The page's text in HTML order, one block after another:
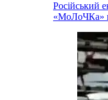
Російський
«МоЛоЧКа»